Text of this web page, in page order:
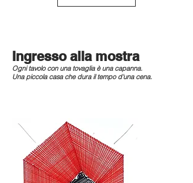
Ingresso alla mostra
Ogni tavolo con una tovaglia è una capanna.
Una piccola casa che dura il tempo d'una cena.